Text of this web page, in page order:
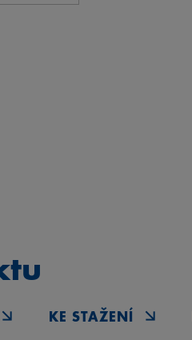
KE STAŽENÍ